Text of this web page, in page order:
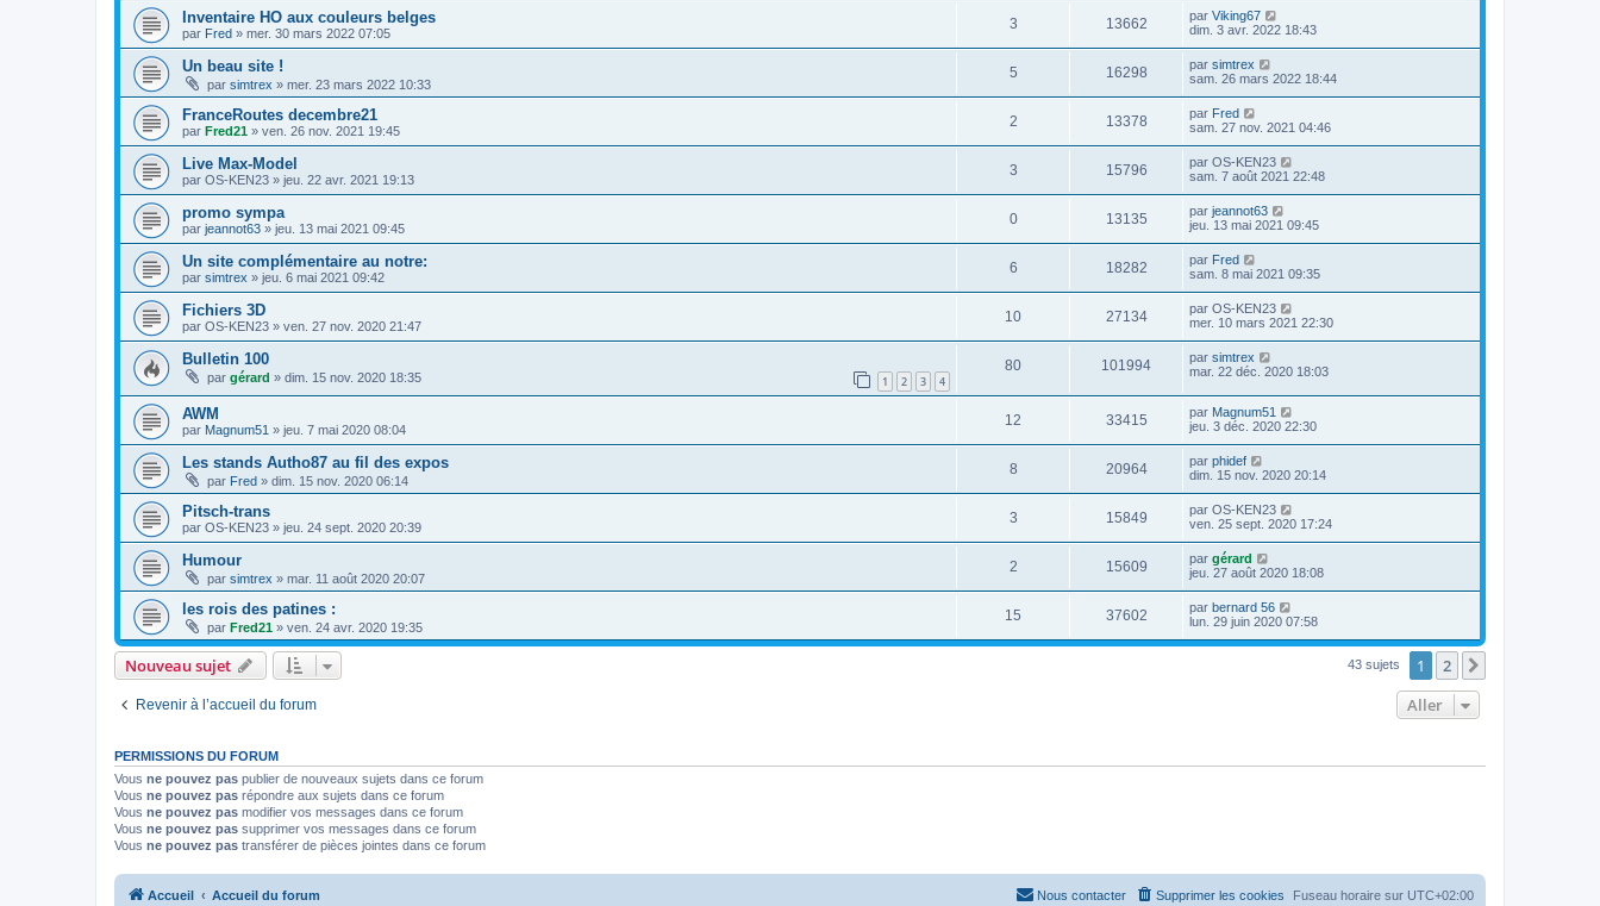
Inventaire HO aux couleurs belges
par Fred » mer. 30 mars 2022 07:05
3 13662 par Viking67
dim. 3 avr. 2022 18:43
Un beau site !
par simtrex » mer. 23 mars 2022 10:33
5 16298 par simtrex
sam. 26 mars 2022 18:44
FranceRoutes decembre21
par Fred21 » ven. 26 nov. 2021 19:45
2 13378 par Fred
sam. 27 nov. 2021 04:46
Live Max-Model
par OS-KEN23 » jeu. 22 avr. 2021 19:13
3 15796 par OS-KEN23
sam. 7 août 2021 22:48
promo sympa
par jeannot63 » jeu. 13 mai 2021 09:45
0 13135 par jeannot63
jeu. 13 mai 2021 09:45
Un site complémentaire au notre:
par simtrex » jeu. 6 mai 2021 09:42
6 18282 par Fred
sam. 8 mai 2021 09:35
Fichiers 3D
par OS-KEN23 » ven. 27 nov. 2020 21:47
10 27134 par OS-KEN23
mer. 10 mars 2021 22:30
Bulletin 100
par gérard » dim. 15 nov. 2020 18:35 1 2 3 4
80 101994 par simtrex
mar. 22 déc. 2020 18:03
AWM
par Magnum51 » jeu. 7 mai 2020 08:04
12 33415 par Magnum51
jeu. 3 déc. 2020 22:30
Les stands Autho87 au fil des expos
par Fred » dim. 15 nov. 2020 06:14
8 20964 par phidef
dim. 15 nov. 2020 20:14
Pitsch-trans
par OS-KEN23 » jeu. 24 sept. 2020 20:39
3 15849 par OS-KEN23
ven. 25 sept. 2020 17:24
Humour
par simtrex » mar. 11 août 2020 20:07
2 15609 par gérard
jeu. 27 août 2020 18:08
les rois des patines :
par Fred21 » ven. 24 avr. 2020 19:35
15 37602 par bernard 56
lun. 29 juin 2020 07:58
Nouveau sujet 43 sujets 1 2
Revenir à l’accueil du forum Aller
PERMISSIONS DU FORUM
Vous ne pouvez pas publier de nouveaux sujets dans ce forum
Vous ne pouvez pas répondre aux sujets dans ce forum
Vous ne pouvez pas modifier vos messages dans ce forum
Vous ne pouvez pas supprimer vos messages dans ce forum
Vous ne pouvez pas transférer de pièces jointes dans ce forum
Accueil Accueil du forum Fuseau horaire sur UTC+02:00
Supprimer les cookies
Nous contacter